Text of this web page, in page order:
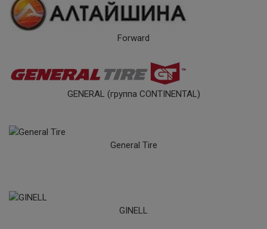
Forward
GENERAL (группа CONTINENTAL)
General Tire
GINELL